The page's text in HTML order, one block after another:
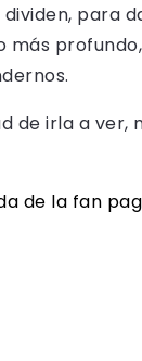
para
de irla a ver,
de la fan